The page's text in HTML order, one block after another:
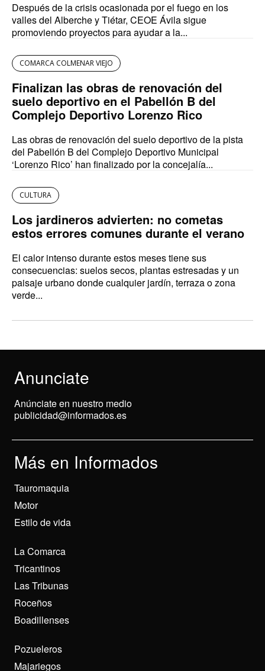
Después de la crisis ocasionada por el fuego en los
valles del Alberche y Tiétar, CEOE Ávila sigue
promoviendo proyectos para ayudar a la...
COMARCA COLMENAR VIEJO
Finalizan las obras de renovación del
suelo deportivo en el Pabellón B del
Complejo Deportivo Lorenzo Rico
Las obras de renovación del suelo deportivo de la pista
del Pabellón B del Complejo Deportivo Municipal
‘Lorenzo Rico’ han finalizado por la concejalía...
CULTURA
Los jardineros advierten: no cometas
estos errores comunes durante el verano
El calor intenso durante estos meses tiene sus
consecuencias: suelos secos, plantas estresadas y un
paisaje urbano donde cualquier jardín, terraza o zona
verde...
Anunciate
Anúnciate en nuestro medio
publicidad@informados.es
Más en Informados
Tauromaquia
Motor
Estilo de vida
La Comarca
Tricantinos
Las Tribunas
Roceños
Boadillenses
Pozueleros
Majariegos